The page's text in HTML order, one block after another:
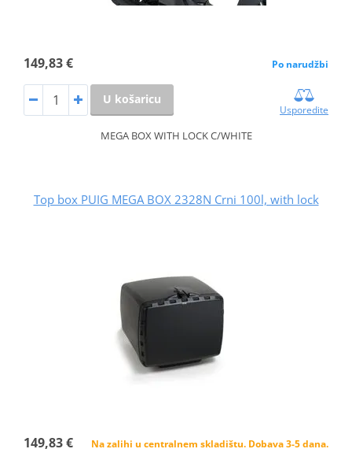
149,83 € Po narudžbi
U košaricu
Usporedite
MEGA BOX WITH LOCK C/WHITE
Top box PUIG MEGA BOX 2328N Crni 100l, with lock
149,83 € Na zalihi u centralnem skladištu. Dobava 3-5 dana.